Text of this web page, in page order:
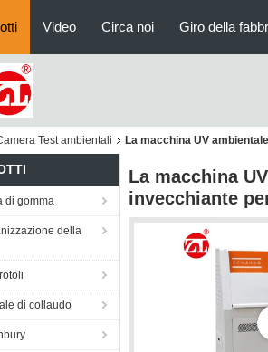
Video Circa noi Giro della
Test ambientali La macchina UV
di gomma
della
di collaudo
La macchina
invecchiante